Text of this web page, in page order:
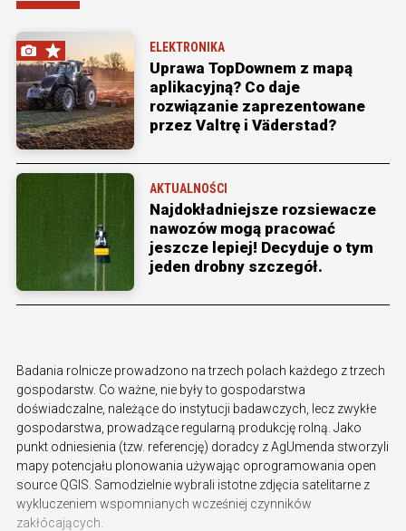
ELEKTRONIKA
Uprawa TopDownem z mapą
aplikacyjną? Co daje
rozwiązanie zaprezentowane
przez Valtrę i Väderstad?
AKTUALNOŚCI
Najdokładniejsze rozsiewacze
nawozów mogą pracować
jeszcze lepiej! Decyduje o tym
jeden drobny szczegół.
Badania rolnicze prowadzono na trzech polach każdego z trzech
gospodarstw. Co ważne, nie były to gospodarstwa
doświadczalne, należące do instytucji badawczych, lecz zwykłe
gospodarstwa, prowadzące regularną produkcję rolną. Jako
punkt odniesienia (tzw. referencję) doradcy z AgUmenda stworzyli
mapy potencjału plonowania używając oprogramowania open
source QGIS. Samodzielnie wybrali istotne zdjęcia satelitarne z
wykluczeniem wspomnianych wcześniej czynników
zakłócających.